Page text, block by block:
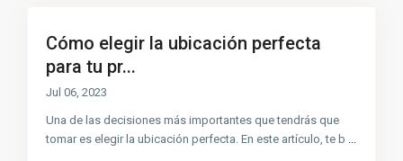
Cómo elegir la ubicación perfecta
para tu pr...
Jul 06, 2023
Una de las decisiones más importantes que tendrás que
tomar es elegir la ubicación perfecta. En este artículo, te b ...